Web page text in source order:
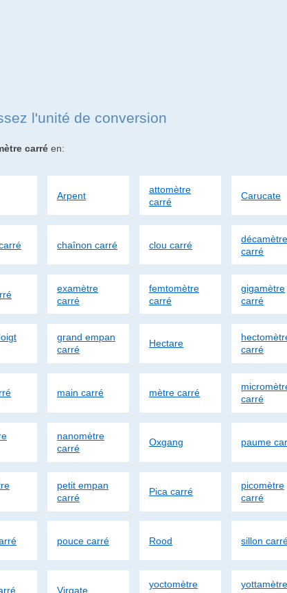
l'unité de conversion
carré en:
Arpent
attomètre
carré
Carucate
chaînon carré clou carré
décamètre
carré
examètre
carré
femtomètre
carré
gigamètre
carré
grand empan
carré
Hectare
carré
main carré mètre carré
carré
nanomètre
carré
Oxgang paume
petit empan
carré
Pica carré
picomètre
carré
pouce carré Rood sillon
Virgate
yoctomètre
yottamètre